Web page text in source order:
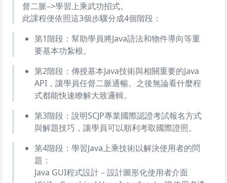
督二脈–>學習上乘武功招式。
此課程便依照這3個步驟分成4個階段：
第1階段：幫助學員將Java語法和物件導向等重
要基本功紮根。
第2階段：傳授基本Java技術與相關重要的Java
API，讓學員任督二脈通暢。之後無論看什麼程
式都能快速瞭解大致邏輯。
第3階段：說明SCJP專業國際認證考試報名方式
與解題技巧，讓學員可以順利考取國際證照。
第4階段：學習Java上乘技術以解決使用者的問
題：
Java GUI程式設計－設計圖形化使用者介面